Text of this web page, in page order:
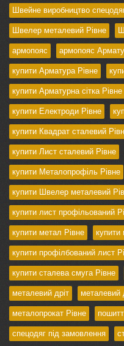
Швейне виробництво
Швелер металевий Рівне
армопояс армопояс
купити Арматура Рівне
купити Арматурна сітка Рівне
купити Електроди Рівне
купити Квадрат сталевий
купити Лист сталевий Рівне
купити Металопрофіль Рівне
купити Швелер металевий
купити лист профільований
купити метал Рівне купити
купити профілбований лист
купити сталева смуга Рівне
металевий дріт металевий
металопрокат Рівне
спецодяг під замовлення